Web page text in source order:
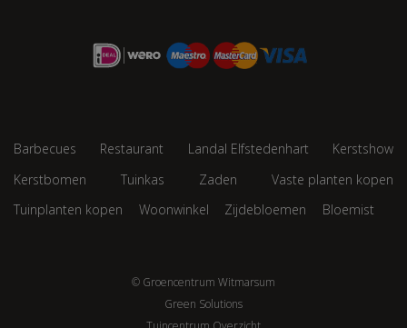
Barbecues Restaurant Landal Elfstedenhart
Kerstshow
Kerstbomen
Tuinkas Zaden
Vaste planten kopen
Tuinplanten kopen
Woonwinkel Zijdebloemen Bloemist
© Groencentrum Witmarsum
Green Solutions